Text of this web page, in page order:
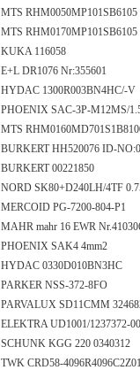
MTS RHM0050MP101SB6105
MTS RHM0170MP101SB6105
KUKA 116058
E+L DR1076 Nr:355601
HYDAC 1300R003BN4HC/-V
PHOENIX SAC-3P-M12MS/
MTS
BURKERT HH520076 ID-
BURKERT 00221850
NORD SK80+D240LH/4TF
MERCOID PG-7200-804-P1
MAHR mahr 16 EWR
PHOENIX SAK4 4mm2
HYDAC 0330D010BN3HC
PARKER NSS-372-8FO
PARVALUX SD11CMM
ELEKTRA UD1001/1237372-
SCHUNK KGG 220 0340312
TWK CRD58-